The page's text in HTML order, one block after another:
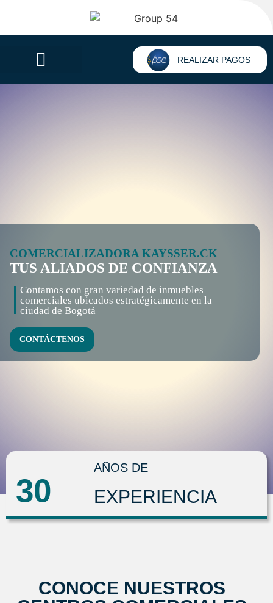
REALIZAR PAGOS
COMERCIALIZADORA KAYSSER.CK
TUS ALIADOS DE CONFIANZA
Contamos con gran variedad de inmuebles
comerciales ubicados estratégicamente en la
ciudad de Bogotá
CONTÁCTENOS
30
AÑOS DE
EXPERIENCIA
CONOCE NUESTROS